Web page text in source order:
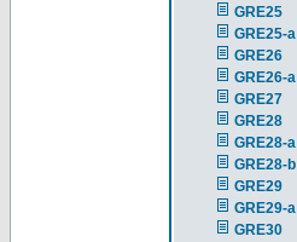
GRE25
GRE25-a
GRE26
GRE26-a
GRE27
GRE28
GRE28-a
GRE28-b
GRE29
GRE29-a
GRE30